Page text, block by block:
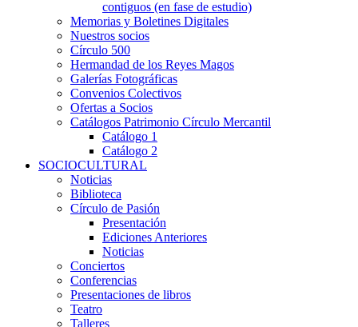
contiguos (en fase de estudio)
Memorias y Boletines Digitales
Nuestros socios
Círculo 500
Hermandad de los Reyes Magos
Galerías Fotográficas
Convenios Colectivos
Ofertas a Socios
Catálogos Patrimonio Círculo Mercantil
Catálogo 1
Catálogo 2
SOCIOCULTURAL
Noticias
Biblioteca
Círculo de Pasión
Presentación
Ediciones Anteriores
Noticias
Conciertos
Conferencias
Presentaciones de libros
Teatro
Talleres